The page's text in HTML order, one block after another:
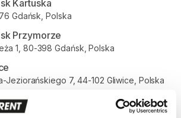
Kartuska
Gdańsk, Polska
Przymorze
1, 80-398 Gdańsk, Polska
Jeziorańskiego 7, 44-102 Gliwice, Polska
Gniezno, Polska